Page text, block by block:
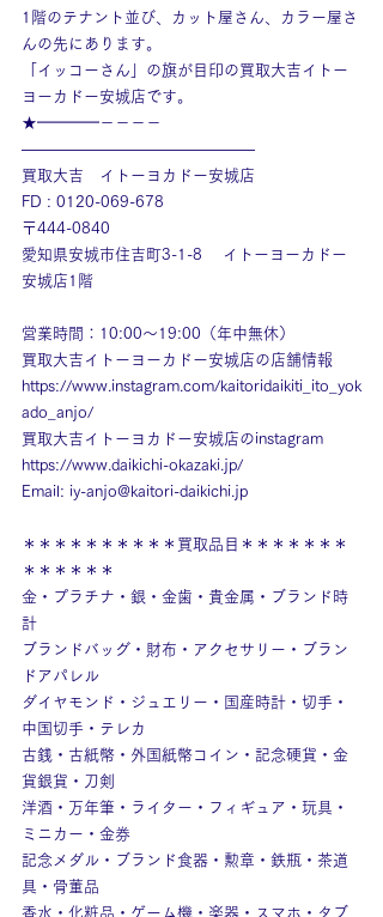
1階のテナント並び、カット屋さん、カラー屋さ
んの先にあります。
「イッコーさん」の旗が目印の買取大吉イトー
ヨーカドー安城店です。
★━━━━－－－－
———————————————
買取大吉　イトーヨカドー安城店
FD : 0120-069-678
〒444-0840
愛知県安城市住吉町3-1-8　 イトーヨーカドー
安城店1階
営業時間：10:00～19:00（年中無休）
買取大吉イトーヨーカドー安城店の店舗情報
https://www.instagram.com/kaitoridaikiti_ito_yok
ado_anjo/
買取大吉イトーヨカドー安城店のinstagram
https://www.daikichi-okazaki.jp/
Email: iy-anjo@kaitori-daikichi.jp
＊＊＊＊＊＊＊＊＊＊買取品目＊＊＊＊＊＊＊
＊＊＊＊＊＊
金・プラチナ・銀・金歯・貴金属・ブランド時
計
ブランドバッグ・財布・アクセサリー・ブラン
ドアパレル
ダイヤモンド・ジュエリー・国産時計・切手・
中国切手・テレカ
古銭・古紙幣・外国紙幣コイン・記念硬貨・金
貨銀貨・刀剣
洋酒・万年筆・ライター・フィギュア・玩具・
ミニカー・金券
記念メダル・ブランド食器・勲章・鉄瓶・茶道
具・骨董品
香水・化粧品・ゲーム機・楽器・スマホ・タブ